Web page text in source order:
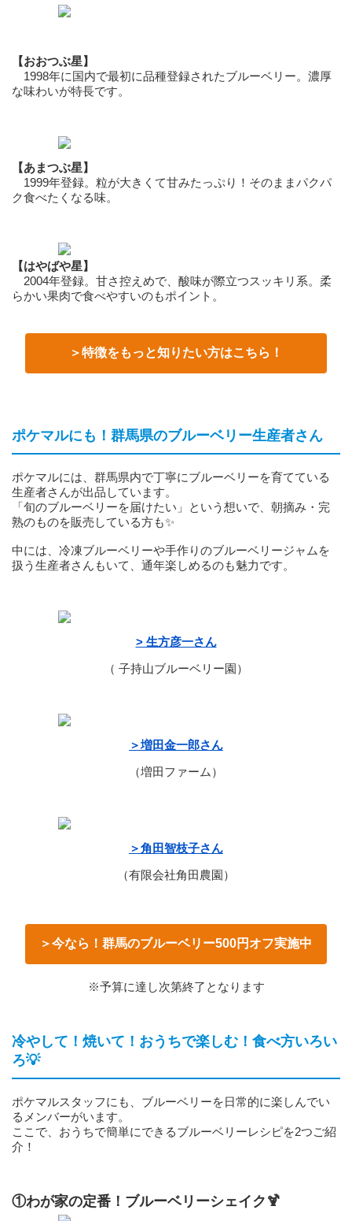
【おおつぶ星】
1998年に国内で最初に品種登録されたブルーベリー。濃厚
な味わいが特長です。
【あまつぶ星】
1999年登録。粒が大きくて甘みたっぷり！そのままパクパ
ク食べたくなる味。
【はやばや星】
2004年登録。甘さ控えめで、酸味が際立つスッキリ系。柔
らかい果肉で食べやすいのもポイント。
＞特徴をもっと知りたい方はこちら！
ポケマルにも！群馬県のブルーベリー生産者さん
ポケマルには、群馬県内で丁寧にブルーベリーを育てている
生産者さんが出品しています。
「旬のブルーベリーを届けたい」という想いで、朝摘み・完
熟のものを販売している方も✨
中には、冷凍ブルーベリーや手作りのブルーベリージャムを
扱う生産者さんもいて、通年楽しめるのも魅力です。
> 生方彦一さん
（ 子持山ブルーベリー園）
＞増田金一郎さん
（増田ファーム）
＞角田智枝子さん
（有限会社角田農園）
＞今なら！群馬のブルーベリー500円オフ実施中
※予算に達し次第終了となります
冷やして！焼いて！おうちで楽しむ！食べ方いろい
ろ💡
ポケマルスタッフにも、ブルーベリーを日常的に楽しんでい
るメンバーがいます。
ここで、おうちで簡単にできるブルーベリーレシピを2つご紹
介！
①わが家の定番！ブルーベリーシェイク🍹